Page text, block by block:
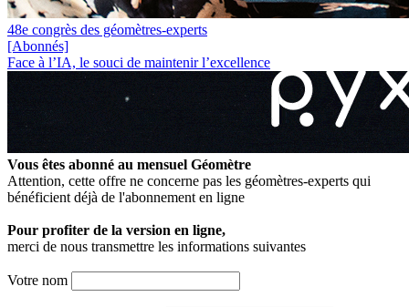
48e congrès des géomètres-experts
[Abonnés]
Face à l’IA, le souci de maintenir l’excellence
Vous êtes abonné au mensuel Géomètre
Attention, cette offre ne concerne pas les géomètres-experts qui
bénéficient déjà de l'abonnement en ligne
Pour profiter de la version en ligne,
merci de nous transmettre les informations suivantes
Votre nom